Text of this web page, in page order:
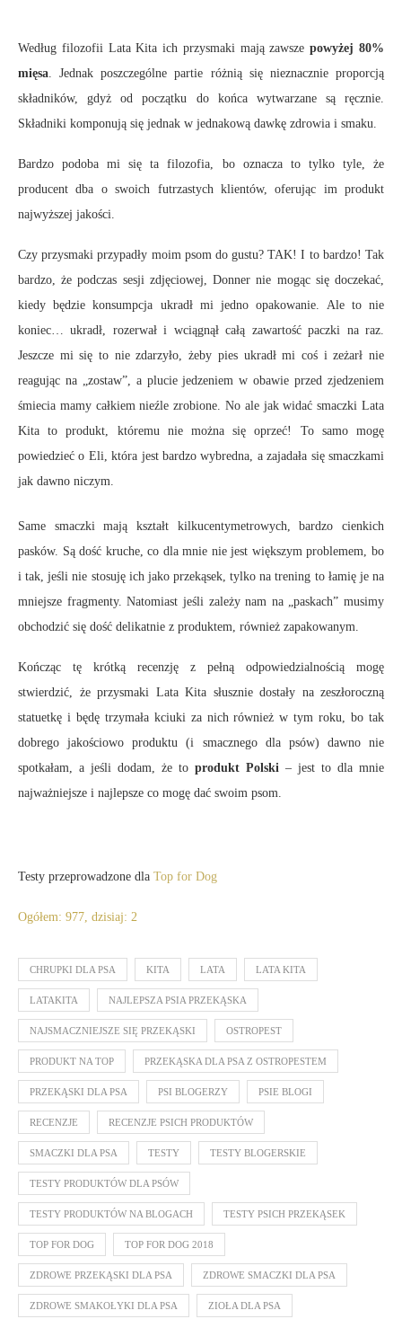
Według filozofii Lata Kita ich przysmaki mają zawszepowyżej 80%
mięsa. Jednak poszczególne partie różnią się nieznacznie proporcją
składników, gdyż od początku do końca wytwarzane są ręcznie.
Składniki komponują się jednak w jednakową dawkę zdrowia i smaku.
Bardzo podoba mi się ta filozofia, bo oznacza to tylko tyle, że
producent dba o swoich futrzastych klientów, oferując im produkt
najwyższej jakości.
Czy przysmaki przypadły moim psom do gustu? TAK! I to bardzo! Tak
bardzo, że podczas sesji zdjęciowej, Donner nie mogąc się doczekać,
kiedy będzie konsumpcja ukradł mi jedno opakowanie. Ale to nie
koniec… ukradł, rozerwał i wciągnął całą zawartość paczki na raz.
Jeszcze mi się to nie zdarzyło, żeby pies ukradł mi coś i zeżarł nie
reagując na „zostaw”, a plucie jedzeniem w obawie przed zjedzeniem
śmiecia mamy całkiem nieźle zrobione. No ale jak widać smaczki Lata
Kita to produkt, któremu nie można się oprzeć! To samo mogę
powiedzieć o Eli, która jest bardzo wybredna, a zajadała się smaczkami
jak dawno niczym.
Same smaczki mają kształt kilkucentymetrowych, bardzo cienkich
pasków. Są dość kruche, co dla mnie nie jest większym problemem, bo
i tak, jeśli nie stosuję ich jako przekąsek, tylko na trening to łamię je na
mniejsze fragmenty. Natomiast jeśli zależy nam na „paskach” musimy
obchodzić się dość delikatnie z produktem, również zapakowanym.
Kończąc tę krótką recenzję z pełną odpowiedzialnością mogę
stwierdzić, że przysmaki Lata Kita słusznie dostały na zeszłoroczną
statuetkę i będę trzymała kciuki za nich również w tym roku, bo tak
dobrego jakościowo produktu (i smacznego dla psów) dawno nie
spotkałam, a jeśli dodam, że to produkt Polski – jest to dla mnie
najważniejsze i najlepsze co mogę dać swoim psom.
Testy przeprowadzone dla Top for Dog
Ogółem: 977, dzisiaj: 2
CHRUPKI DLA PSA KITA LATA LATA KITA
LATAKITA NAJLEPSZA PSIA PRZEKĄSKA
NAJSMACZNIEJSZE SIĘ PRZEKĄSKI OSTROPEST
PRODUKT NA TOP PRZEKĄSKA DLA PSA Z OSTROPESTEM
PRZEKĄSKI DLA PSA PSI BLOGERZY PSIE BLOGI
RECENZJE RECENZJE PSICH PRODUKTÓW
SMACZKI DLA PSA TESTY TESTY BLOGERSKIE
TESTY PRODUKTÓW DLA PSÓW
TESTY PRODUKTÓW NA BLOGACH TESTY PSICH PRZEKĄSEK
TOP FOR DOG TOP FOR DOG 2018
ZDROWE PRZEKĄSKI DLA PSA ZDROWE SMACZKI DLA PSA
ZDROWE SMAKOŁYKI DLA PSA ZIOŁA DLA PSA